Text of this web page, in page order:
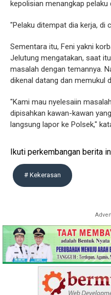
kepolisian menangkap pelaku
"Pelaku ditempat dia kerja, di
Sementara itu, Feni yakni
Jelutung mengatakan, saat
masalah dengan temannya.
dikenal datang dan memukul
"Kami mau nyelesaiin
dipisahkan kawan-kawan
langsung lapor ke Polsek,"
Ikuti perkembangan berita
# Kekerasan